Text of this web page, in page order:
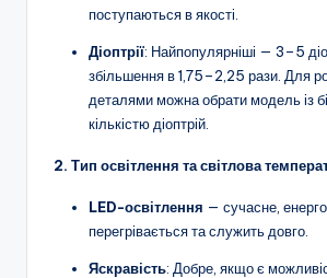
поступаються в якості.
Діоптрії: Найпопулярніші — 3–5
збільшення в 1,75–2,25 рази. Для
деталями можна обрати модель із
кількістю діоптрій.
2. Тип освітлення та світлова
LED-освітлення — сучасне,
перегрівається та служить довго.
Яскравість: Добре, якщо є